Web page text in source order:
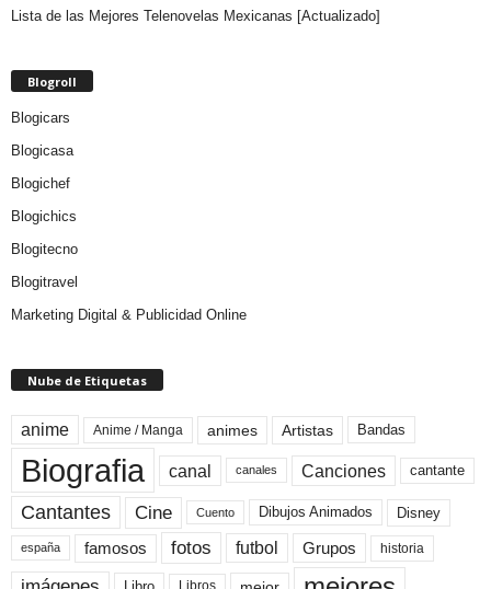
Lista de las Mejores Telenovelas Mexicanas [Actualizado]
Blogroll
Blogicars
Blogicasa
Blogichef
Blogichics
Blogitecno
Blogitravel
Marketing Digital & Publicidad Online
Nube de Etiquetas
anime Anime / Manga animes Artistas Bandas
Biografia canal canales Canciones cantante
Cantantes Cine Cuento Dibujos Animados Disney
españa famosos fotos futbol Grupos historia
Libros